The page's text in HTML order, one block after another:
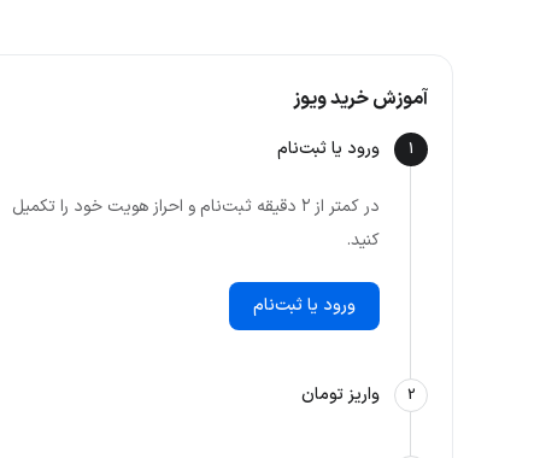
آموزش خرید ویوز
1 ورود یا ثبت‌نام
در کمتر از ۲ دقیقه ثبت‌نام و احراز هویت خود را تکمیل
کنید.
ورود یا ثبت‌نام
2 واریز تومان